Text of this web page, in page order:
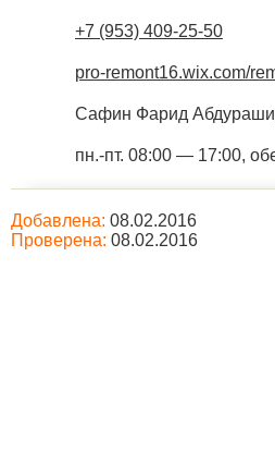
+7 (953) 409-25-50
pro-remont16.wix.com/
Сафин Фарид
пн.-пт. 08:00 — 17:00,
Добавлена: 08.02.2016
Проверена: 08.02.2016